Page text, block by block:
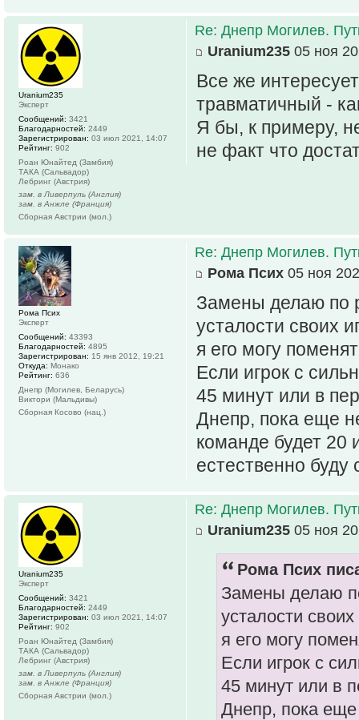
Re: Днепр Могилев.
Uranium235 05 ноя
Все же
травматичный -
Я бы, к примеру,
не факт что
Uranium235
Эксперт
Сообщений: 3421
Благодарностей: 2449
Зарегистрирован: 03 июл 2021, 14:07
Рейтинг: 902
Роан Юнайтед (Замбия)
ТАКА (Сальвадор)
Лебринг (Австрия)
зам. в Ливерпуль (Англия)
зам. в Анжле (Франция)
Сборная Австрии (мол.)
Re: Днепр Могилев.
Рома Псих 05 ноя
Замены делаю по
усталости своих
я его могу
Если игрок с
45 минут или в
Днепр, пока еще
команде будет 20
естественно буду
Рома Псих
Эксперт
Сообщений: 43393
Благодарностей: 4895
Зарегистрирован: 15 янв 2012, 19:21
Откуда: Монако
Рейтинг: 636
Днепр (Могилев, Беларусь)
Виктори (Мальдивы)
Сборная Косово (нац.)
Re: Днепр Могилев.
Uranium235 05 ноя
Рома Псих
Замены делаю
усталости
я его могу
Если игрок с
45 минут или в
Днепр, пока еще
Uranium235
Эксперт
Сообщений: 3421
Благодарностей: 2449
Зарегистрирован: 03 июл 2021, 14:07
Рейтинг: 902
Роан Юнайтед (Замбия)
ТАКА (Сальвадор)
Лебринг (Австрия)
зам. в Ливерпуль (Англия)
зам. в Анжле (Франция)
Сборная Австрии (мол.)